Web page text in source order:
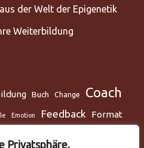
Privatsphäre.
der Welt der Epigenetik
Weiterbildung
Buch Change Coach
Emotion Feedback Format